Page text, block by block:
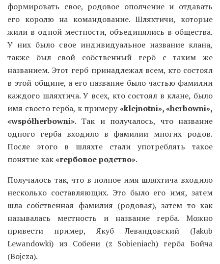
формировать свое, родовое ополчение и отдавать
его королю на командование. Шляхтичи, которые
жили в одной местности, объединялись в общества.
У них было свое индивидуальное название клана,
также был свой собственный герб с таким же
названием. Этот герб принадлежал всем, кто состоял
в этой общине, а его название было частью фамилии
каждого шляхтича. У всех, кто состоял в клане, было
имя своего герба, к примеру«klejnotni», «herbowni»,
«współherbowni». Так и получалось, что название
одного герба входило в фамилии многих родов.
После этого в шляхте стали употреблять такое
понятие как«гербовое родство».
Получалось так, что в полное имя шляхтича входило
несколько составляющих. Это было его имя, затем
шла собственная фамилия (родовая), затем то как
называлась местность и название герба. Можно
привести пример, Якуб Левандовский (Jakub
Lewandowki) из Собени (z Sobieniach) герба Бойча
(Bojcza).